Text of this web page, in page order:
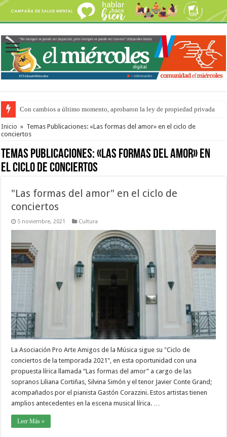
Con cambios a último momento, aprobaron la ley de propiedad privada
Adopción en Entre Ríos: el 35% de los 90 niños, niñas y adolescentes que
Inicio » Temas Publicaciones: «Las formas del amor» en el ciclo de
conciertos
Temas Publicaciones:«Las formas del amor» en
el ciclo de conciertos
"Las formas del amor" en el ciclo de
conciertos
5 noviembre, 2021 Cultura
La Asociación Pro Arte Amigos de la Música sigue su "Ciclo de
conciertos de la temporada 2021", en esta oportunidad con una
propuesta lírica llamada “Las formas del amor” a cargo de las
sopranos Liliana Cortiñas, Silvina Simón y el tenor Javier Conte Grand;
acompañados por el pianista Gastón Corazzini. Estos artistas tienen
amplios antecedentes en la escena musical lírica. …
Leer Más »